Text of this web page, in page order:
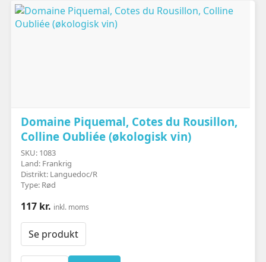
Domaine Piquemal, Cotes du Rousillon,
Colline Oubliée (økologisk vin)
SKU: 1083
Land: Frankrig
Distrikt: Languedoc/R
Type: Rød
117 kr. inkl. moms
Se produkt